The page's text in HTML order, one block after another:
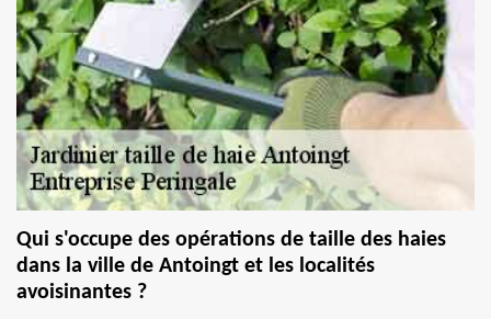
Qui s'occupe des opérations de taille des haies
dans la ville de Antoingt et les localités
avoisinantes ?